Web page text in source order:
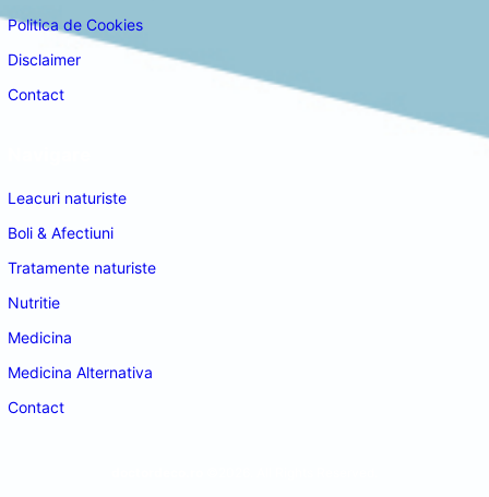
Politica de Cookies
Disclaimer
Contact
Leacuri naturiste
Boli & Afectiuni
Tratamente naturiste
Nutritie
Medicina
Medicina Alternativa
Contact